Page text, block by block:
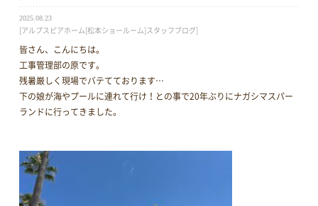
2025.08.23
[アルプスピアホーム[松本ショールーム]スタッフブログ]
皆さん、こんにちは。
工事管理部の原です。
残暑厳しく現場でバテてております…
下の娘が海やプールに連れて行け！との事で20年ぶりにナガシマスパー
ランドに行ってきました。